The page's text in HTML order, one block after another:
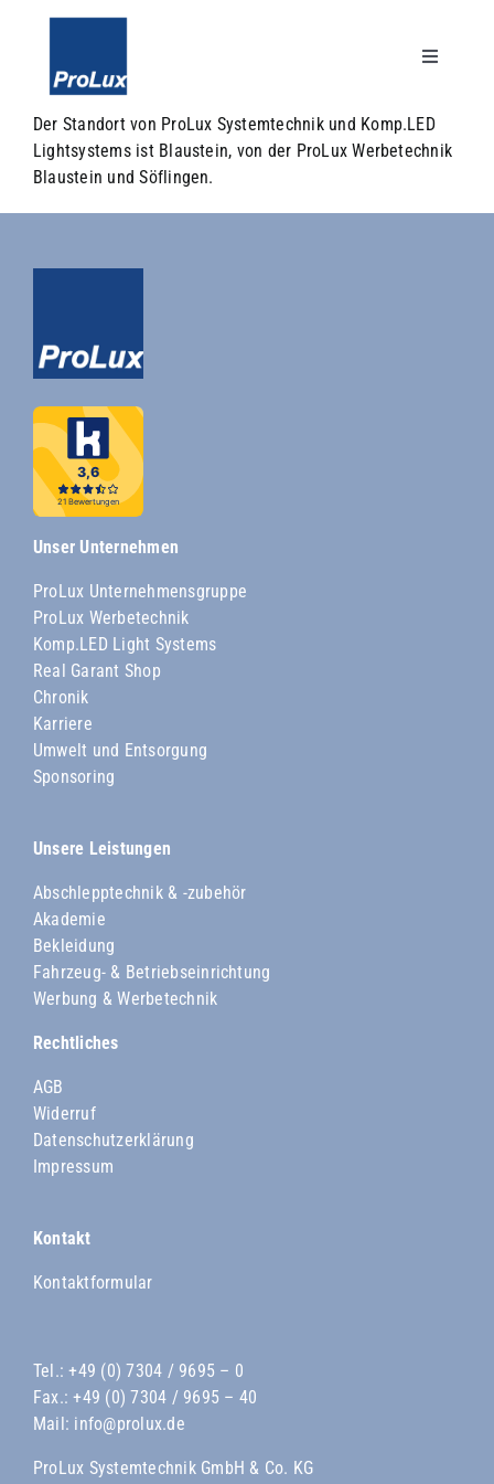
Toggle
Unternehmen
Leistungen
Kontakt
Search
for:
Der Standort von ProLux Systemtechnik und Komp.LED
Lightsystems ist Blaustein, von der ProLux Werbetechnik
Blaustein und Söflingen.
Unser Unternehmen
ProLux Unternehmensgruppe
ProLux Werbetechnik
Komp.LED Light Systems
Real Garant Shop
Chronik
Karriere
Umwelt und Entsorgung
Sponsoring
Unsere Leistungen
Abschlepptechnik & -zubehör
Akademie
Bekleidung
Fahrzeug- & Betriebseinrichtung
Werbung & Werbetechnik
Rechtliches
AGB
Widerruf
Datenschutzerklärung
Impressum
Kontakt
Kontaktformular
Tel.:+49 (0) 7304 / 9695 – 0
Fax.: +49 (0) 7304 / 9695 – 40
Mail: info@prolux.de
ProLux Systemtechnik GmbH & Co. KG